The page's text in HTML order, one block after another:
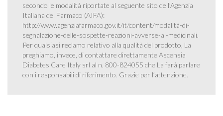
secondo le modalità riportate al seguente sito dell’Agenzia
Italiana del Farmaco (AIFA):
http://www.agenziafarmaco.gov.it/it/content/modalità-di-
segnalazione-delle-sospette-reazioni-avverse-ai-medicinali.
Per qualsiasi reclamo relativo alla qualità del prodotto, La
preghiamo, invece, di contattare direttamente Ascensia
Diabetes Care Italy srl al n. 800-824055 che La farà parlare
con i responsabili di riferimento. Grazie per l’attenzione.